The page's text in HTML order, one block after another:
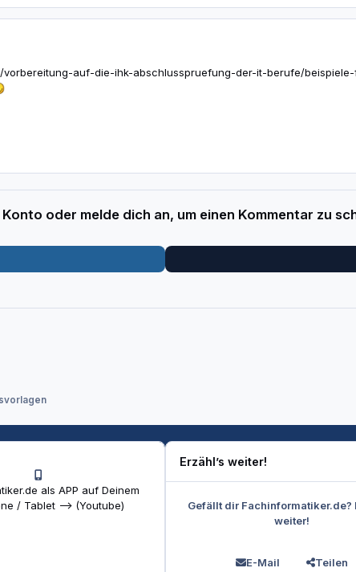
auf-die-ihk-abschlusspruefung-der-it-berufe/
oder melde dich an, um einen Kommentar zu
als APP auf Deinem
/ Tablet --> (Youtube)
Erzähl’s weiter!
Gefällt dir Fachinformatiker.de?
weiter!
E-Mail Teilen